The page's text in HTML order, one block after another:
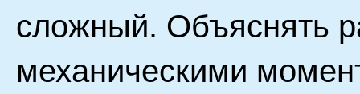
сложный. Объяснять
механическими